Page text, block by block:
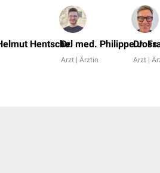
HentschelDr. med. Philippe Joss
Arzt | Ärztin
Dr.
Arzt |